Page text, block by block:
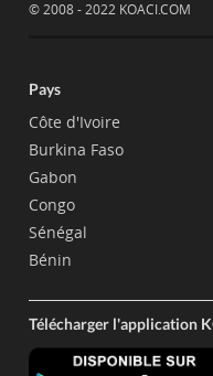
© 2008 - 2022 KOACI.COM
Pays
Côte d'Ivoire
Burkina Faso
Gabon
Congo
Sénégal
Bénin
Télécharger l'application